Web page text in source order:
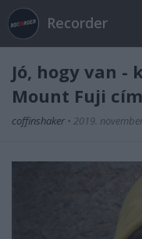
Recorder
Jó, hogy van -
Mount Fuji
coffinshaker • 2019.